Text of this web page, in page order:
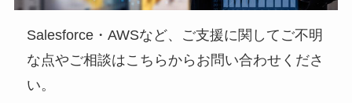
Salesforce・AWSなど、ご支援に関してご不明
な点やご相談はこちらからお問い合わせくださ
い。